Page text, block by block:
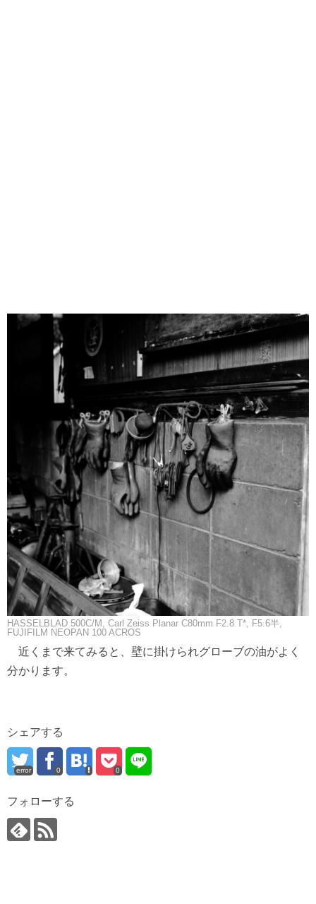
HASSELBLAD 500C/M, Carl Zeiss Planar C80mm F2.8 T*, F5.6半,
FUJIFILM NEOPAN 100 ACROS
近くまで来てみると、壁に掛けられグローブの油がよく
分かります。
シェアする
error 0 0
フォローする